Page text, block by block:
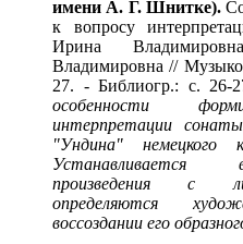
имени А. Г. Шнитке).
к вопросу
Ирина
Владимировна //
27. - Библиогр.: с. 26-
особенности
интерпретации
"Ундина" немецкого
Устанавливается
произведения с
определяются
воссоздании его